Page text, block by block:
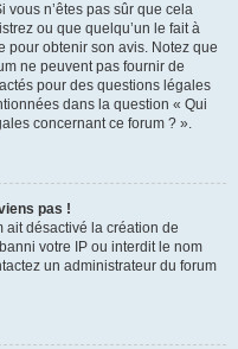
vous n’êtes pas sûr que cela
ou que quelqu’un le fait à
pour obtenir son avis. Notez que
ne peuvent pas fournir de
pour des questions légales
dans la question « Qui
concernant ce forum ? ».
pas !
ait désactivé la création de
votre IP ou interdit le nom
un administrateur du forum